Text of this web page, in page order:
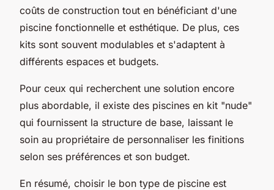
coûts de construction tout en bénéficiant d'une
piscine fonctionnelle et esthétique. De plus, ces
kits sont souvent modulables et s'adaptent à
différents espaces et budgets.
Pour ceux qui recherchent une solution encore
plus abordable, il existe des piscines en kit "nude"
qui fournissent la structure de base, laissant le
soin au propriétaire de personnaliser les finitions
selon ses préférences et son budget.
En résumé, choisir le bon type de piscine est